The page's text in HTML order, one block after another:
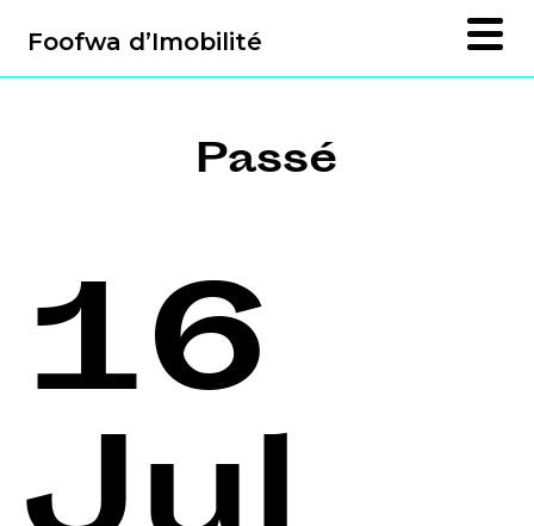
Foofwa d’Imobilité
Passé
16